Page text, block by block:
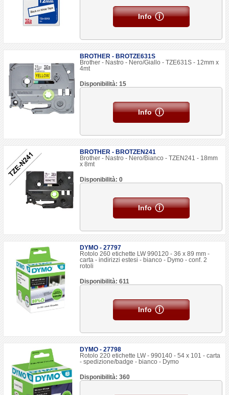
Info
BROTHER - BROTZE631S
Brother - Nastro - Nero/Giallo - TZE631S - 12mm x
4mt
Disponibilità: 15
Info
BROTHER - BROTZEN241
Brother - Nastro - Nero/Bianco - TZEN241 - 18mm
x 8mt
Disponibilità: 0
Info
DYMO - 27797
Rotolo 260 etichette LW 990120 - 36 x 89 mm -
carta - indirizzi estesi - bianco - Dymo - conf. 2
rotoli
Disponibilità: 611
Info
DYMO - 27798
Rotolo 220 etichette LW - 990140 - 54 x 101 - carta
- spedizione/badge - bianco - Dymo
Disponibilità: 360